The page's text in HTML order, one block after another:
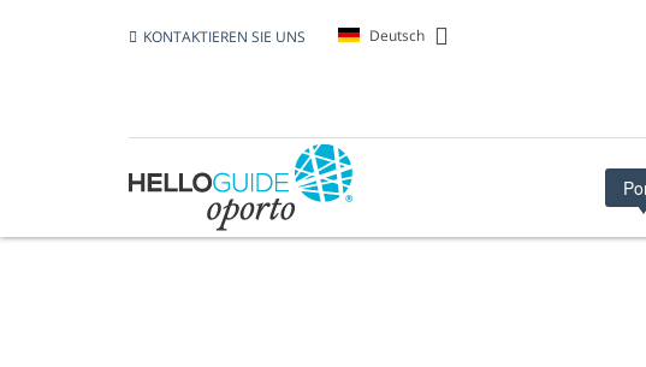
KONTAKTIEREN SIE UNS Deutsch